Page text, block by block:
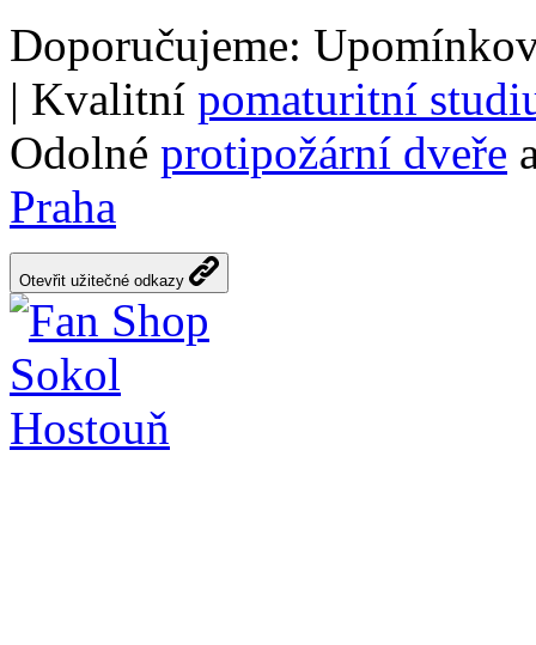
Doporučujeme:
| Kvalitní pomaturitní
Odolné protipožární dveře
Praha
Otevřit užitečné odkazy